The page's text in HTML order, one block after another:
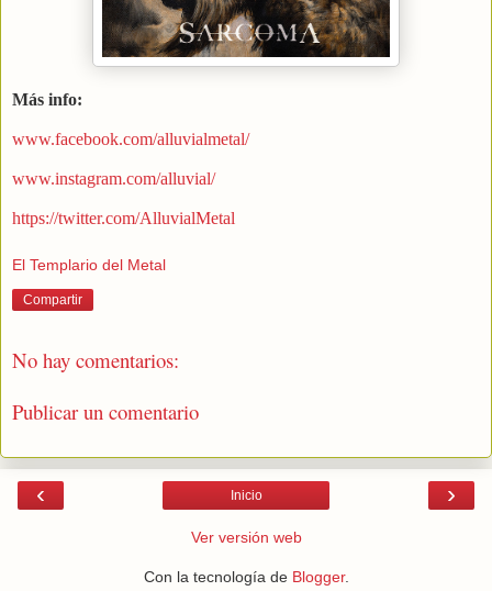
Más info:
www.facebook.com/alluvialmetal/
www.instagram.com/alluvial/
https://twitter.com/AlluvialMetal
El Templario del Metal
Compartir
No hay comentarios:
Publicar un comentario
‹ ›
Inicio
Ver versión web
Con la tecnología de Blogger.